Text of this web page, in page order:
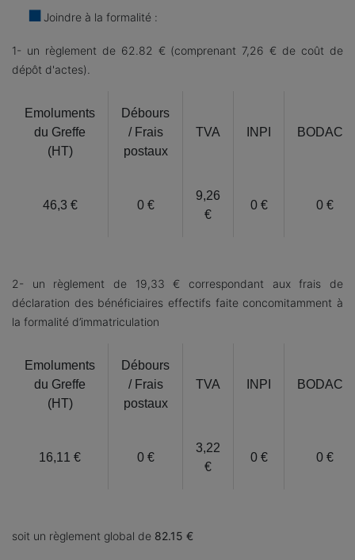
Joindre à la formalité :
1- un règlement de 62.82 € (comprenant 7,26 € de coût de
dépôt d'actes).
Emoluments
du Greffe
(HT)
Débours
/ Frais
postaux
TVA INPI BODACC
46,3 € 0 €
9,26
€
0 € 0 €
2- un règlement de 19,33 € correspondant aux frais de
déclaration des bénéficiaires effectifs faite concomitamment à
la formalité d’immatriculation
Emoluments
du Greffe
(HT)
Débours
/ Frais
postaux
TVA INPI BODACC
16,11 € 0 €
3,22
€
0 € 0 €
soit un règlement global de 82.15 €